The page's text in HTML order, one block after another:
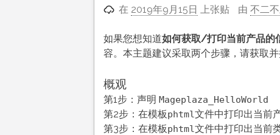
在 2019年9月15日 上张贴 由不二
如果您想知道如何获取/打印当前产品的
容。本主题建议采取两个步骤，请获取并
概观
第1步：声明 Mageplaza_HelloWorld
第2步：在模板phtml文件中打印出当前
第3步：在模板phtml文件中打印出当前